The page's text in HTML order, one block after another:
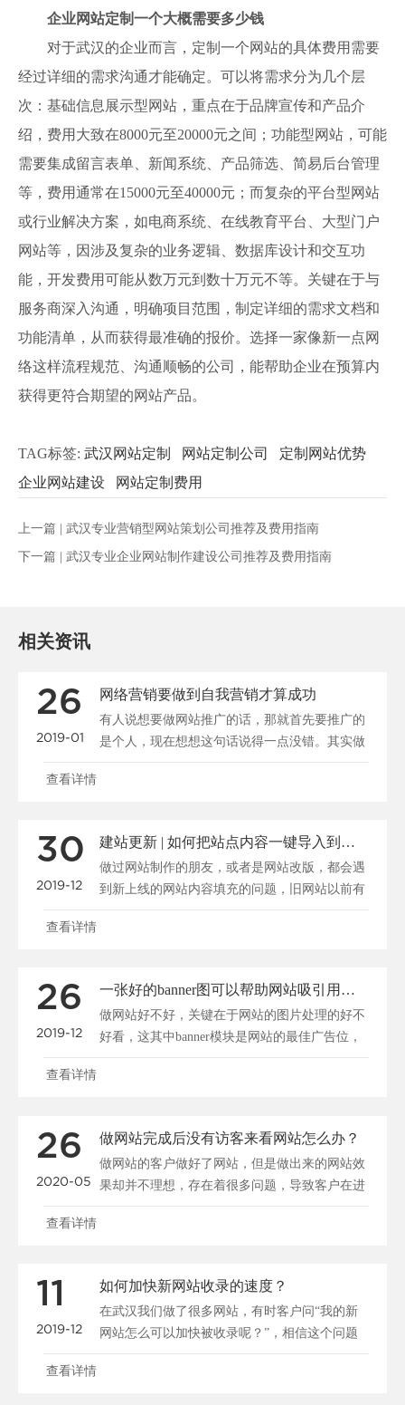
企业网站定制一个大概需要多少钱
对于武汉的企业而言，定制一个网站的具体费用需要
经过详细的需求沟通才能确定。可以将需求分为几个层
次：基础信息展示型网站，重点在于品牌宣传和产品介
绍，费用大致在8000元至20000元之间；功能型网站，可能
需要集成留言表单、新闻系统、产品筛选、简易后台管理
等，费用通常在15000元至40000元；而复杂的平台型网站
或行业解决方案，如电商系统、在线教育平台、大型门户
网站等，因涉及复杂的业务逻辑、数据库设计和交互功
能，开发费用可能从数万元到数十万元不等。关键在于与
服务商深入沟通，明确项目范围，制定详细的需求文档和
功能清单，从而获得最准确的报价。选择一家像新一点网
络这样流程规范、沟通顺畅的公司，能帮助企业在预算内
获得更符合期望的网站产品。
TAG标签: 武汉网站定制 网站定制公司
定制网站优势
企业网站建设
网站定制费用
上一篇 | 武汉专业营销型网站策划公司推荐及费用指南
下一篇 | 武汉专业企业网站制作建设公司推荐及费用指南
相关资讯
26
2019-01
网络营销要做到自我营销才算成功
有人说想要做网站推广的话，那就首先要推广的
是个人，现在想想这句话说得一点没错。其实做
公司又何曾不是在......
查看详情
30
2019-12
建站更新 | 如何把站点内容一键导入到新系统
做过网站制作的朋友，或者是网站改版，都会遇
到新上线的网站内容填充的问题，旧网站以前有
很多资料，我们怎......
查看详情
26
2019-12
一张好的banner图可以帮助网站吸引用户、促进转化
做网站好不好，关键在于网站的图片处理的好不
好看，这其中banner模块是网站的最佳广告位，
一张好的b......
查看详情
26
2020-05
做网站完成后没有访客来看网站怎么办？
做网站的客户做好了网站，但是做出来的网站效
果却并不理想，存在着很多问题，导致客户在进
入网站后停留很短......
查看详情
11
2019-12
如何加快新网站收录的速度？
在武汉我们做了很多网站，有时客户问“我的新
网站怎么可以加快被收录呢？”，相信这个问题
大家都很关心，所......
查看详情